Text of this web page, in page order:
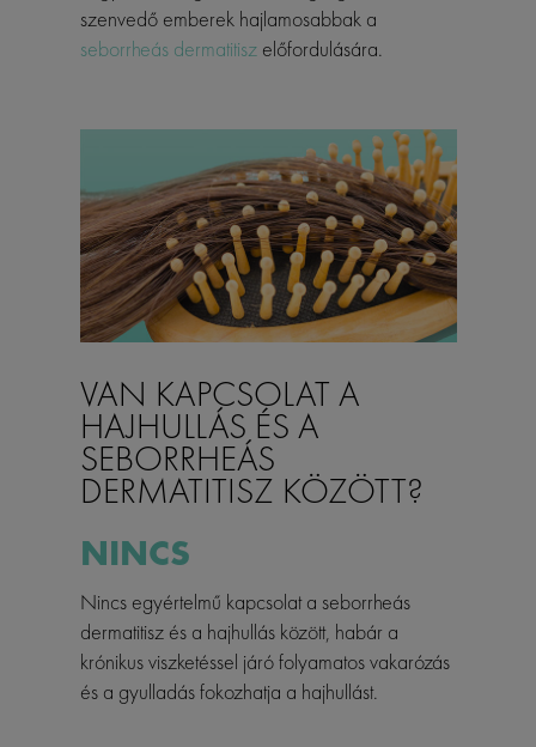
szenvedő emberek hajlamosabbak a
seborrheás dermatitiszelőfordulására.
VAN KAPCSOLAT A
HAJHULLÁS ÉS A
SEBORRHEÁS
DERMATITISZ KÖZÖTT?
NINCS
Nincs egyértelmű kapcsolat a seborrheás
dermatitisz és a hajhullás között, habár a
krónikus viszketéssel járó folyamatos vakarózás
és a gyulladás fokozhatja a hajhullást.